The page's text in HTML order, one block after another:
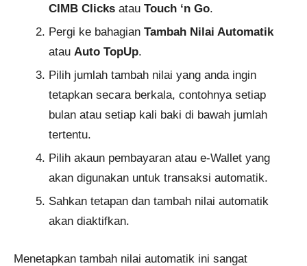
CIMB Clicks atau Touch ‘n Go.
Pergi ke bahagian Tambah Nilai Automatik
atau Auto TopUp.
Pilih jumlah tambah nilai yang anda ingin
tetapkan secara berkala, contohnya setiap
bulan atau setiap kali baki di bawah jumlah
tertentu.
Pilih akaun pembayaran atau e-Wallet yang
akan digunakan untuk transaksi automatik.
Sahkan tetapan dan tambah nilai automatik
akan diaktifkan.
Menetapkan tambah nilai automatik ini sangat